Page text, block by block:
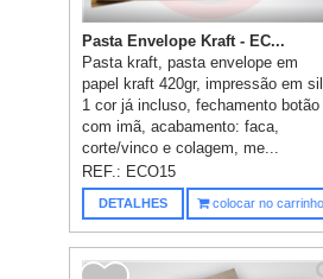
Pasta Envelope Kraft - EC...
Pasta kraft, pasta envelope em
papel kraft 420gr, impressão em
1 cor já incluso, fechamento botão
com imã, acabamento: faca,
corte/vinco e colagem, me...
REF.: ECO15
DETALHES colocar no carrinho